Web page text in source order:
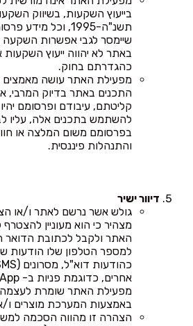
בייעוץ השקעות, בשיווק
תשנ"ה-1995, וכל
שיימסר לגבי אפשרות
באתר לא יהווה ייעוץ השקעות
כהגדרתם בחוק.
מפעילת האתר עושה מאמצים
התכנים באתר בדיוק המרבי,
קליטתם, עיבודם ופרסומם
להשתמש בתכנים אלה, עליו
בפרסומם משום המלצה או
והתנהלות פיננסית.
דיוור ישיר
גולש אשר נרשם לאתר ו/או
מצהיר כי הוא מעוניין
האתר ולקבל לכתובת הדואר
למספר הטלפון שלו הודעות
מפעילת האתר שומרת
באמצעות המערכת מוצרים ו/
הצהרה זו מהווה הסכמה